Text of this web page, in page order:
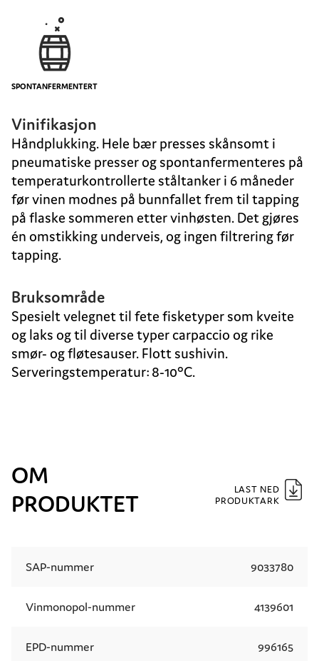
SPONTANFERMENTERT
Vinifikasjon
Håndplukking. Hele bær presses skånsomt i
pneumatiske presser og spontanfermenteres på
temperaturkontrollerte ståltanker i 6 måneder
før vinen modnes på bunnfallet frem til tapping
på flaske sommeren etter vinhøsten. Det gjøres
én omstikking underveis, og ingen filtrering før
tapping.
Bruksområde
Spesielt velegnet til fete fisketyper som kveite
og laks og til diverse typer carpaccio og rike
smør- og fløtesauser. Flott sushivin.
Serveringstemperatur: 8-10°C.
OM
PRODUKTET
LAST NED
PRODUKTARK
SAP-nummer 9033780
Vinmonopol-nummer 4139601
EPD-nummer 996165